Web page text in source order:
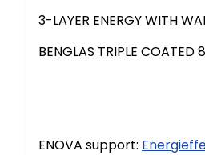
3-LAYER ENERGY WITH
BENGLAS TRIPLE
ENOVA support: